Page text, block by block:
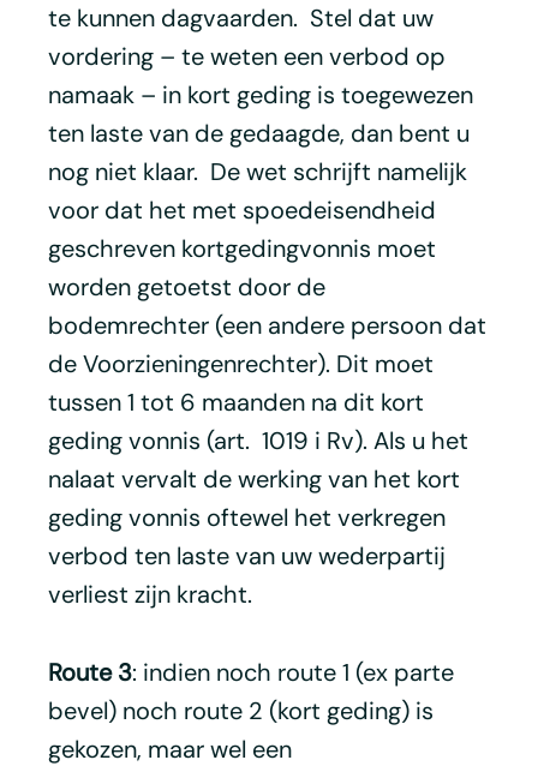
te kunnen dagvaarden. Stel dat uw
vordering – te weten een verbod op
namaak – in kort geding is toegewezen
ten laste van de gedaagde, dan bent u
nog niet klaar. De wet schrijft namelijk
voor dat het met spoedeisendheid
geschreven kortgedingvonnis moet
worden getoetst door de
bodemrechter (een andere persoon dat
de Voorzieningenrechter). Dit moet
tussen 1 tot 6 maanden na dit kort
geding vonnis (art. 1019 i Rv). Als u het
nalaat vervalt de werking van het kort
geding vonnis oftewel het verkregen
verbod ten laste van uw wederpartij
verliest zijn kracht.
Route 3: indien noch route 1 (ex parte
bevel) noch route 2 (kort geding) is
gekozen, maar wel een